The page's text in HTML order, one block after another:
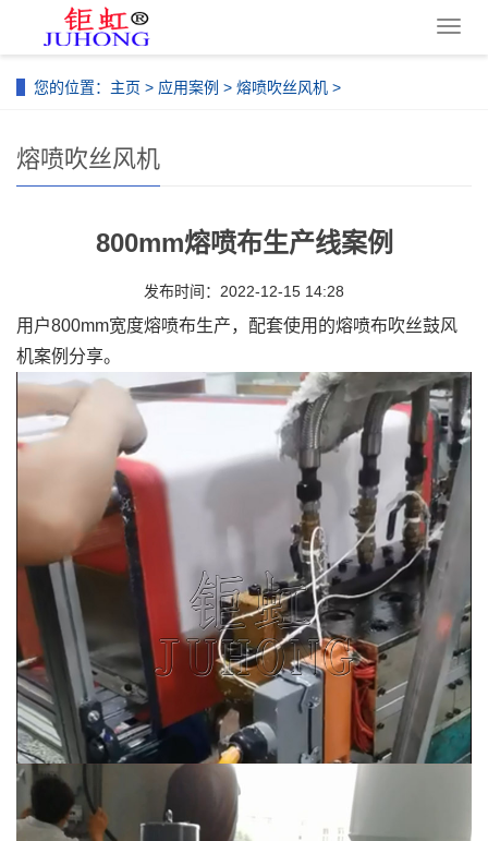
导
您的位置： 主页 > 应用案例 > 熔喷吹丝风机 >
熔喷吹丝风机
800mm熔喷布生产线案例
发布时间：2022-12-15 14:28
用户800mm宽度熔喷布生产，配套使用的熔喷布吹丝鼓风
机案例分享。